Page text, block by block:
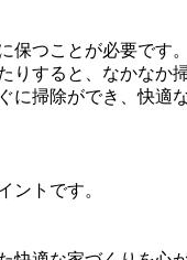
保つことが必要です。
すると、なかなか
掃除ができ、快適
ントです。